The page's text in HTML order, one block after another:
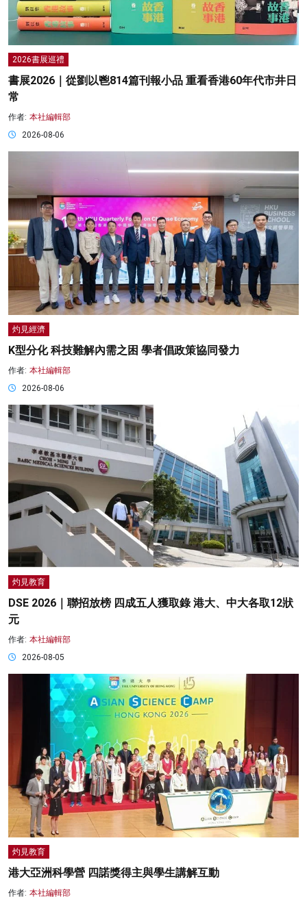
2026書展巡禮
書展2026｜從劉以鬯814篇刊報小品 重看香港60年代市井日
常
作者: 本社編輯部
2026-08-06
灼見經濟
K型分化 科技難解內需之困 學者倡政策協同發力
作者: 本社編輯部
2026-08-06
灼見教育
DSE 2026｜聯招放榜 四成五人獲取錄 港大、中大各取12狀
元
作者: 本社編輯部
2026-08-05
灼見教育
港大亞洲科學營 四諾獎得主與學生講解互動
作者: 本社編輯部